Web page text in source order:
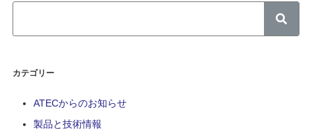
カテゴリー
ATECからのお知らせ
製品と技術情報